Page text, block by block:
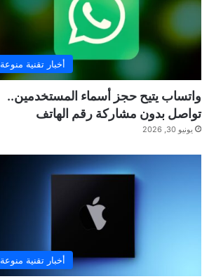
أخبار تقنية منوعة
واتساب يتيح حجز أسماء المستخدمين..
تواصل بدون مشاركة رقم الهاتف
يونيو 30, 2026
أخبار تقنية منوعة